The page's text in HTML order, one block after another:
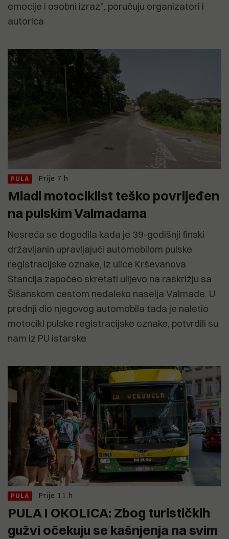
emocije i osobni izraz", poručuju organizatori i
autorica
PULA Prije 7 h
Mladi motociklist teško povrijeđen
na pulskim Valmadama
Nesreća se dogodila kada je 39-godišnji finski
državljanin upravljajući automobilom pulske
registracijske oznake, iz ulice Krševanova
Stancija započeo skretati ulijevo na raskrižju sa
Šišanskom cestom nedaleko naselja Valmade. U
prednji dio njegovog automobila tada je naletio
motocikl pulske registracijske oznake, potvrdili su
nam iz PU istarske
PULA Prije 11 h
PULA I OKOLICA: Zbog turističkih
gužvi očekuju se kašnjenja na svim